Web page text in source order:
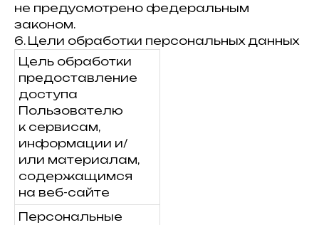
не предусмотрено федеральным
законом.
6. Цели обработки персональных данных
Цель обработки
предоставление
доступа
Пользователю
к сервисам,
информации и/
или материалам,
содержащимся
на веб-сайте
Персональные